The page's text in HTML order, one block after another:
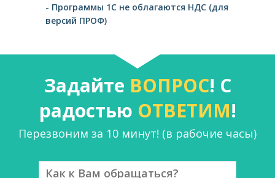
- Программы 1С не облагаются НДС (для
версий ПРОФ)
Задайте ВОПРОС! С
радостью ОТВЕТИМ!
Перезвоним за 10 минут! (в рабочие часы)